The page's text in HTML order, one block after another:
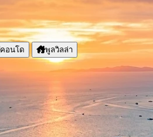
คอนโด พูลวิลล่า